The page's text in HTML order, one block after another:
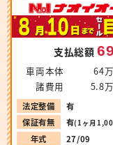
支払総額
車両本体
64
諸費用
5.8
法定整備
有
保証有無
有(1ヶ月
年式
27/09